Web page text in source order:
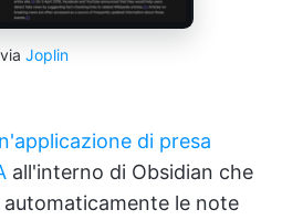
via Joplin
di presa
all'interno di Obsidian che
le note